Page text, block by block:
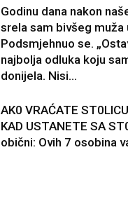
Godinu dana nakon
srela sam bivšeg muža
Podsmjehnuo se.
najbolja odluka koju
donijela. Nisi...
AK0 VRAĆATE
KAD USTANETE SA
obični: Ovih 7 osobina